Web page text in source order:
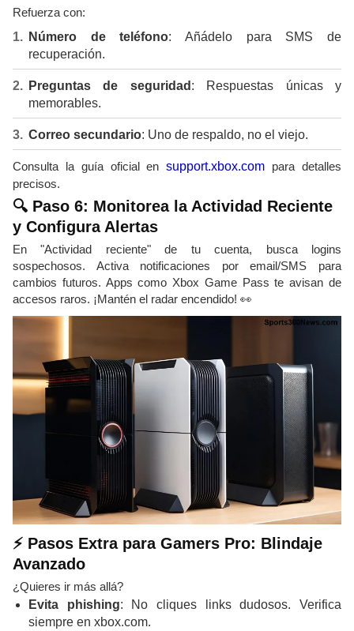
Refuerza con:
Número de teléfono: Añádelo para SMS de
recuperación.
Preguntas de seguridad : Respuestas únicas y
memorables.
Correo secundario: Uno de respaldo, no el viejo.
Consulta la guía oficial ensupport.xbox.com para detalles
precisos.
🔍 Paso 6: Monitorea la Actividad Reciente
y Configura Alertas
En "Actividad reciente" de tu cuenta, busca logins
sospechosos. Activa notificaciones por email/SMS para
cambios futuros. Apps como Xbox Game Pass te avisan de
accesos raros. ¡Mantén el radar encendido! 👀
⚡ Pasos Extra para Gamers Pro: Blindaje
Avanzado
¿Quieres ir más allá?
Evita phishing: No cliques links dudosos. Verifica
siempre en xbox.com.